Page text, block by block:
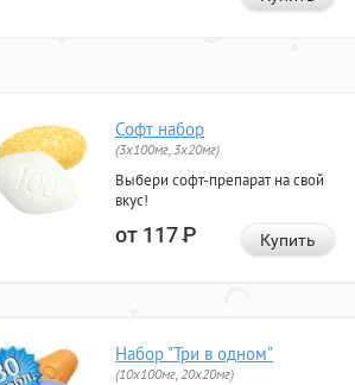
Софт набор
(3x100мг, 3x20мг)
Выбери софт-препарат на свой
вкус!
от 117Р Купить
Набор "Три в одном"
(10x100мг, 20x20мг)